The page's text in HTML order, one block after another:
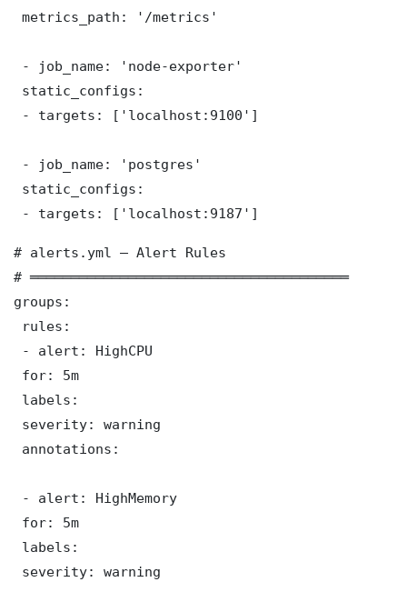
metrics_path: '/metrics'
- job_name: 'node-exporter'
static_configs:
- targets: ['localhost:9100']
- job_name: 'postgres'
static_configs:
- targets: ['localhost:9187']
# alerts.yml — Alert Rules
# ═══════════════════════════════════════
groups:
rules:
- alert: HighCPU
for: 5m
labels:
severity: warning
annotations:
- alert: HighMemory
for: 5m
labels:
severity: warning